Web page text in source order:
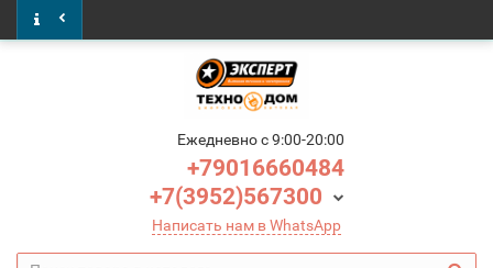
Ежедневно c 9:00-20:00
+79016660484
+7(3952)567300
Написать нам в WhatsApp